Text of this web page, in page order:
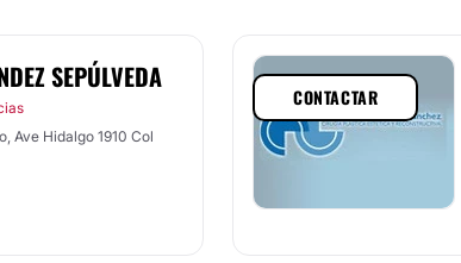
SEPÚLVEDA
Ave Hidalgo 1910 Col
CONTACTAR